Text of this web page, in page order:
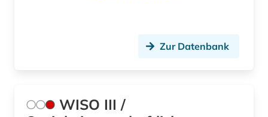
Zur Datenbank
WISO III /